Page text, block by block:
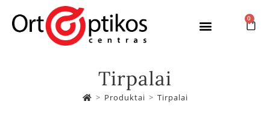
0
Tirpalai
> Produktai > Tirpalai